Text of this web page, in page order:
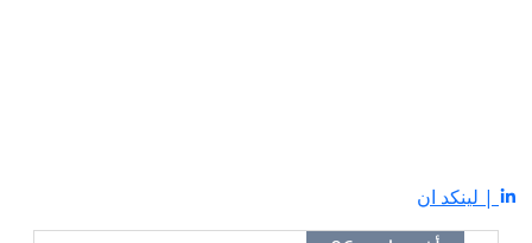
| لينكد ان